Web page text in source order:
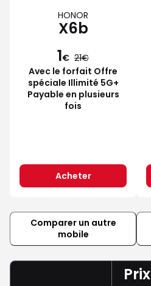
HONOR
X6b
1€ 21
Avec le forfait Offre
spéciale Illimité 5G+
Payable en plusieurs
fois
Acheter
Comparer un autre
mobile
Prix